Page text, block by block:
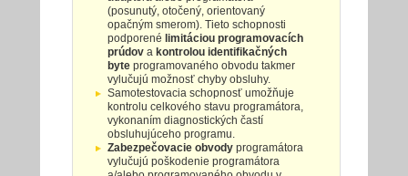
(posunutý, otočený, orientovaný
opačným smerom). Tieto schopnosti
podporené limitáciou programovacích
prúdova kontrolou identifikačných
byteprogramovaného obvodu takmer
vylučujú možnosť chyby obsluhy.
Samotestovacia schopnosť umožňuje
kontrolu celkového stavu programátora,
vykonaním diagnostických častí
obsluhujúceho programu.
Zabezpečovacie obvodyprogramátora
vylučujú poškodenie programátora